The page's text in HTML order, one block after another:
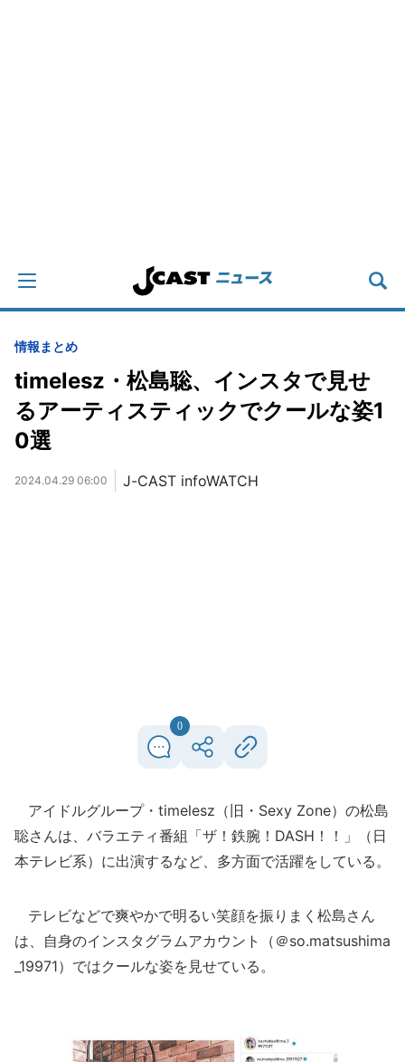
情報まとめ
timelesz・松島聡、インスタで見せ
るアーティスティックでクールな姿1
0選
2024.04.29 06:00 J-CAST infoWATCH
0
アイドルグループ・timelesz（旧・Sexy Zone）の松島
聡さんは、バラエティ番組「ザ！鉄腕！DASH！！」（日
本テレビ系）に出演するなど、多方面で活躍をしている。
テレビなどで爽やかで明るい笑顔を振りまく松島さん
は、自身のインスタグラムアカウント（＠so.matsushima
_19971）ではクールな姿を見せている。